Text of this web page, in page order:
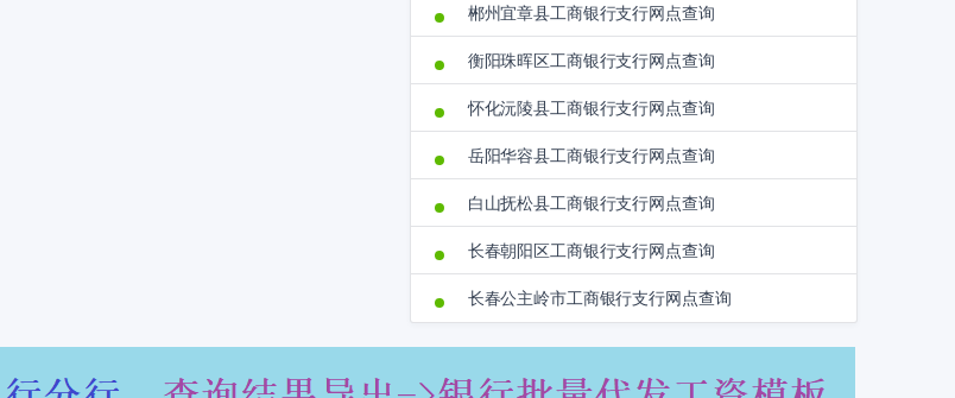
郴州宜章县工商银行支行网点查询
衡阳珠晖区工商银行支行网点查询
怀化沅陵县工商银行支行网点查询
岳阳华容县工商银行支行网点查询
白山抚松县工商银行支行网点查询
长春朝阳区工商银行支行网点查询
长春公主岭市工商银行支行网点查询